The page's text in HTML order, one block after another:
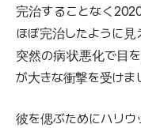
完治することなく
ほぼ完治したように見
突然の病状悪化で目
が大きな衝撃を受けま
彼を偲ぶためにハリ